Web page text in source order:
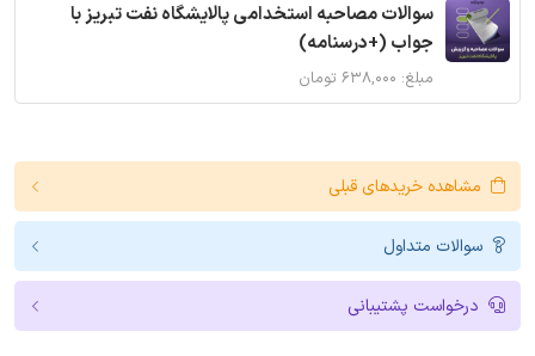
سوالات مصاحبه استخدامی پالایشگاه نفت تبریز با
جواب (+درسنامه)
مبلغ: ۶۳۸,۰۰۰ تومان
مشاهده خریدهای قبلی
سوالات متداول
درخواست پشتیبانی